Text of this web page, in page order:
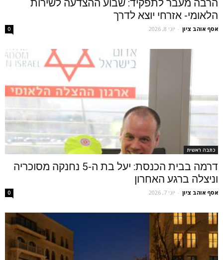
הרבה מעבר לתפקיד: שבוע ההצדעה לשירות
הלאומי- אזרחי יוצא לדרך
אסף אוהב ציון - יוני 8, 2026 0
כתבה ראשית
דרמה בבית הכנסת: יעל בת ה-5 נחנקה מסוכריה
וניצלה ברגע האחרון
אסף אוהב ציון - יוני 7, 2026 0